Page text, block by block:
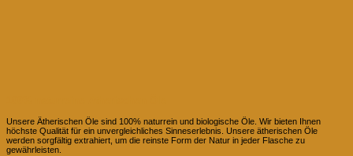
Unsere Ätherischen Öle sind 100% naturrein und biologische Öle. Wir bieten Ihnen
höchste Qualität für ein unvergleichliches Sinneserlebnis. Unsere ätherischen Öle
werden sorgfältig extrahiert, um die reinste Form der Natur in jeder Flasche zu
gewährleisten.